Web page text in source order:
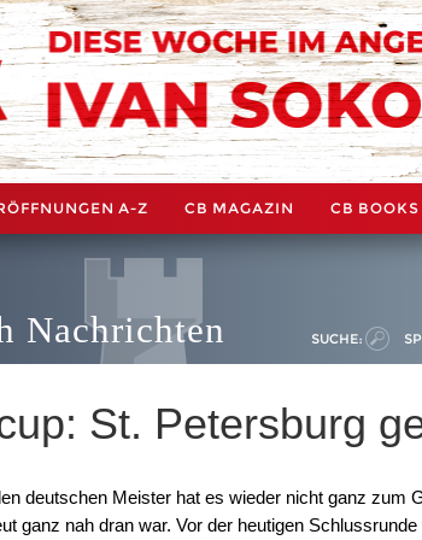
A-Z CB MAGAZIN CB BOOKS
Nachrichten SUCHE:
St. Petersburg
deutschen Meister hat es wieder nicht ganz zum
ganz nah dran war. Vor der heutigen